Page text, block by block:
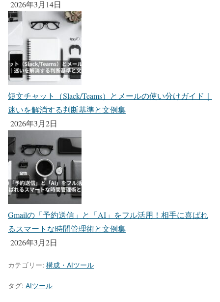
2026年3月14日
短文チャット（Slack/Teams）とメールの使い分けガイド｜
迷いを解消する判断基準と文例集
2026年3月2日
Gmailの「予約送信」と「AI」をフル活用！相手に喜ばれ
るスマートな時間管理術と文例集
2026年3月2日
カテゴリー: 構成・AIツール
タグ: AIツール